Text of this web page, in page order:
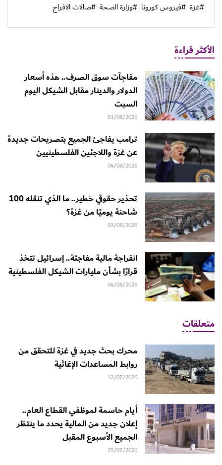
#غزة #فيروس كورونا #وزارة الصحة #صالات الافراح
الأكثر قراءة
مفاجآت سوق الصرف.. هذه أسعار
الدولار والدينار مقابل الشيكل اليوم
السبت
01/08/2026
ترامب يفاجئ الجميع بتصريحات جديدة
عن غزة واللاجئين الفلسطينيين
04/08/2026
تحذير حقوقي خطير.. ما الذي تنقله 100
شاحنة يوميًا من غزة؟
03/08/2026
انفراجة مالية مفاجئة.. إسرائيل تتخذ
قرارًا بشأن مليارات الشيكل الفلسطينية
04/08/2026
متعلقات
محرك بحث جديد في غزة للتحقق من
روابط المساعدات الإغاثية
12/07/2026
أيام حاسمة لموظفي القطاع العام..
إعلان جديد من المالية يحدد ما ينتظر
الجميع الأسبوع المقبل
25/07/2026